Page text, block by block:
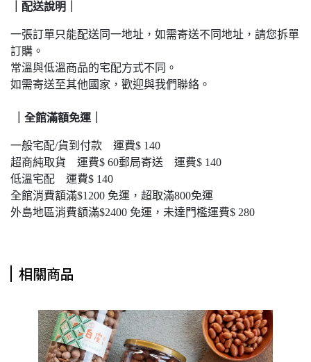
｜配送說明｜
一張訂單只能配送同一地址，如需寄送不同地址，請您拆單
訂購。
常溫與低溫商品的宅配方式不同。
如需寄送至其他國家，歡迎與我們聯絡。
全館滿額免運｜
一般宅配/貨到付款 運費$ 140
超商純取貨 運費$ 60郵局寄送 運費$ 140
低溫宅配 運費$ 140
全館消費額滿$1200 免運，超取滿800免運
外島地區消費額滿$2400 免運，未達門檻運費$ 280
相關商品